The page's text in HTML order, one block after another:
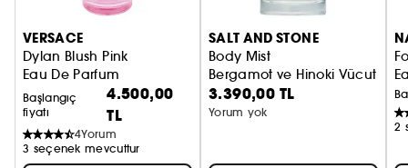
VERSACE
Dylan Blush Pink
Eau De Parfum
Başlangıç
fiyatı
4.500,00
TL
4Yorum
3 seçenek mevcuttur
SALT AND STONE
Body Mist
Bergamot ve Hinoki Vücut
3.390,00 TL
Yorum yok
2